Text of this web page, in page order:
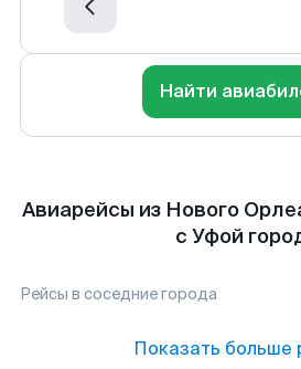
Найти
Авиарейсы из Нового
с Уфой
Рейсы в соседние города
Показать больше